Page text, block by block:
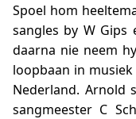
Spoel hom
sangles by W Gips
daarna nie neem
loopbaan in
Nederland. Arnold
sangmeester C